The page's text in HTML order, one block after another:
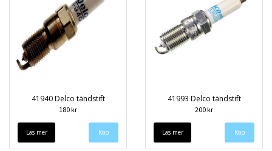
41940 Delco tändstift
180 kr
Läs mer
41993 Delco tändstift
200 kr
Läs mer